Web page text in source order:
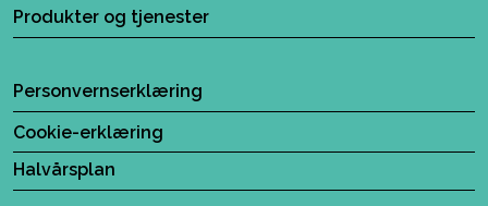
Produkter og tjenester
Personvernserklæring
Cookie-erklæring
Halvårsplan